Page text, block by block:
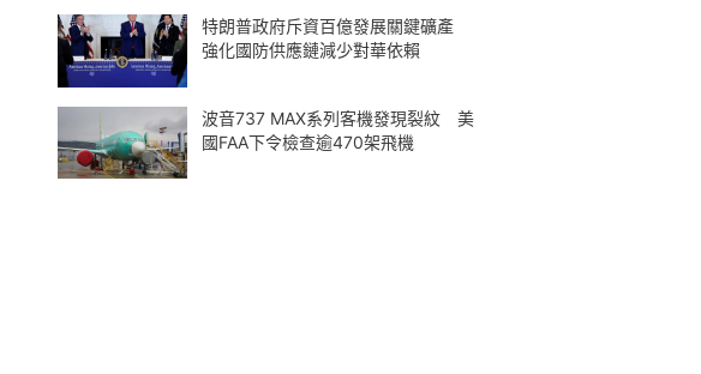
特朗普政府斥資百億發展關鍵礦產
強化國防供應鏈減少對華依賴
波音737 MAX系列客機發現裂紋 美
國FAA下令檢查逾470架飛機